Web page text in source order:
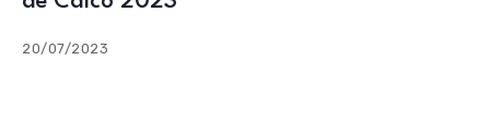
20/07/2023